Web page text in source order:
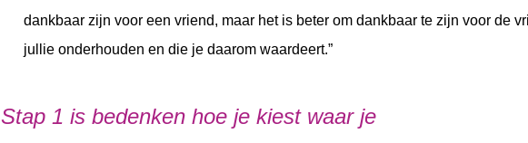
dankbaar zijn voor een vriend, maar het is beter om dankbaar te zijn voor de
jullie onderhouden en die je daarom waardeert.”
Stap 1 is bedenken hoe je kiest waar je